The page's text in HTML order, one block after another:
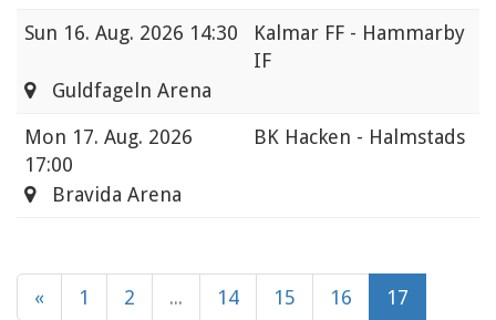
Sun 16. Aug. 2026 14:30
Kalmar FF - Hammarby
IF
Guldfageln Arena
Mon 17. Aug. 2026
17:00
BK Hacken - Halmstads
Bravida Arena
« 1 2 ... 14 15 16 17